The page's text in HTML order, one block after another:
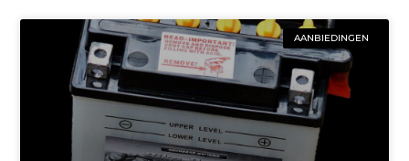
AANBIEDINGEN